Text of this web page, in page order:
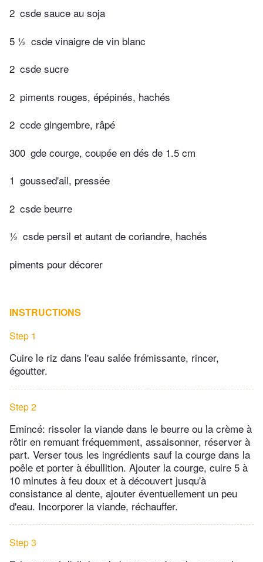
2 csde sauce au soja
5 ½ csde vinaigre de vin blanc
2 csde sucre
2 piments rouges, épépinés, hachés
2 ccde gingembre, râpé
300 gde courge, coupée en dés de 1.5 cm
1 goussed'ail, pressée
2 csde beurre
½ csde persil et autant de coriandre, hachés
piments pour décorer
INSTRUCTIONS
Step 1
Cuire le riz dans l'eau salée frémissante, rincer,
égoutter.
Step 2
Emincé: rissoler la viande dans le beurre ou la crème à
rôtir en remuant fréquemment, assaisonner, réserver à
part. Verser tous les ingrédients sauf la courge dans la
poêle et porter à ébullition. Ajouter la courge, cuire 5 à
10 minutes à feu doux et à découvert jusqu'à
consistance al dente, ajouter éventuellement un peu
d'eau. Incorporer la viande, réchauffer.
Step 3